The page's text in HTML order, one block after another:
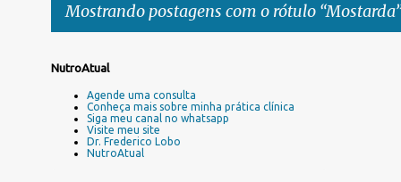
Mostrando postagens com o rótulo Mostarda
P
NutroAtual
Agende uma consulta
Conheça mais sobre minha prática clínica
Siga meu canal no whatsapp
Visite meu site
Dr. Frederico Lobo
NutroAtual